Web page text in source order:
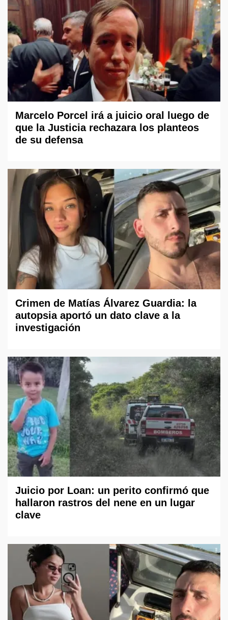
Marcelo Porcel irá a juicio oral luego de
que la Justicia rechazara los planteos
de su defensa
Crimen de Matías Álvarez Guardia: la
autopsia aportó un dato clave a la
investigación
Juicio por Loan: un perito confirmó que
hallaron rastros del nene en un lugar
clave